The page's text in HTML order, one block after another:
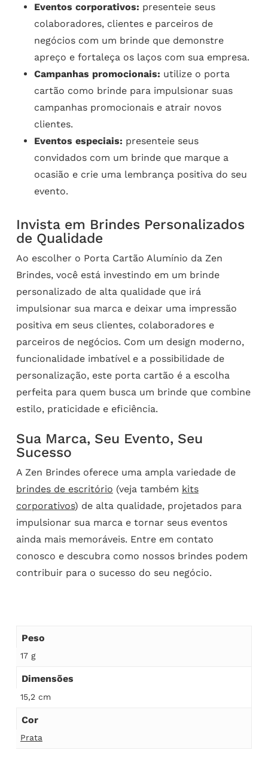
Eventos corporativos: presenteie seus
colaboradores, clientes e parceiros de
negócios com um brinde que demonstre
apreço e fortaleça os laços com sua empresa.
Campanhas promocionais: utilize o porta
cartão como brinde para impulsionar suas
campanhas promocionais e atrair novos
clientes.
Eventos especiais: presenteie seus
convidados com um brinde que marque a
ocasião e crie uma lembrança positiva do seu
evento.
Invista em Brindes Personalizados
de Qualidade
Ao escolher o Porta Cartão Alumínio da Zen
Brindes, você está investindo em um brinde
personalizado de alta qualidade que irá
impulsionar sua marca e deixar uma impressão
positiva em seus clientes, colaboradores e
parceiros de negócios. Com um design moderno,
funcionalidade imbatível e a possibilidade de
personalização, este porta cartão é a escolha
perfeita para quem busca um brinde que combine
estilo, praticidade e eficiência.
Sua Marca, Seu Evento, Seu
Sucesso
A Zen Brindes oferece uma ampla variedade de
brindes de escritório (veja também kits
corporativos) de alta qualidade, projetados para
impulsionar sua marca e tornar seus eventos
ainda mais memoráveis. Entre em contato
conosco e descubra como nossos brindes podem
contribuir para o sucesso do seu negócio.
Peso
17 g
Dimensões
15,2 cm
Cor
Prata